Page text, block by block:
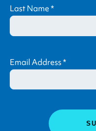
Last Name*
Email Address*